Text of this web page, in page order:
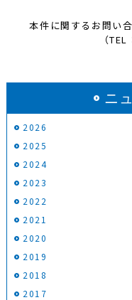
本件に関するお問い
（
ニ
2026
2025
2024
2023
2022
2021
2020
2019
2018
2017